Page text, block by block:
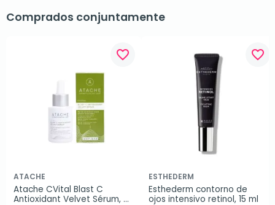
Comprados conjuntamente
favorite_border
ATACHE
Atache CVital Blast C
Antioxidant Velvet Sérum,
favorite_border
ESTHEDERM
Esthederm contorno de
ojos intensivo retinol, 15 ml